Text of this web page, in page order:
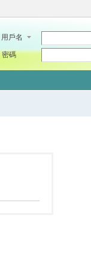
用戶名
密碼